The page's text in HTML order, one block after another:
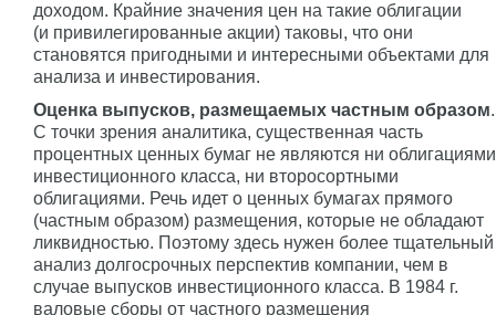
доходом. Крайние значения цен на такие облигации
(и привилегированные акции) таковы, что они
становятся пригодными и интересными объектами для
анализа и инвестирования.
Оценка выпусков, размещаемых частным образом.
С точки зрения аналитика, существенная часть
процентных ценных бумаг не являются ни облигациями
инвестиционного класса, ни второсортными
облигациями. Речь идет о ценных бумагах прямого
(частным образом) размещения, которые не обладают
ликвидностью. Поэтому здесь нужен более тщательный
анализ долгосрочных перспектив компании, чем в
случае выпусков инвестиционного класса. В 1984 г.
валовые сборы от частного размещения